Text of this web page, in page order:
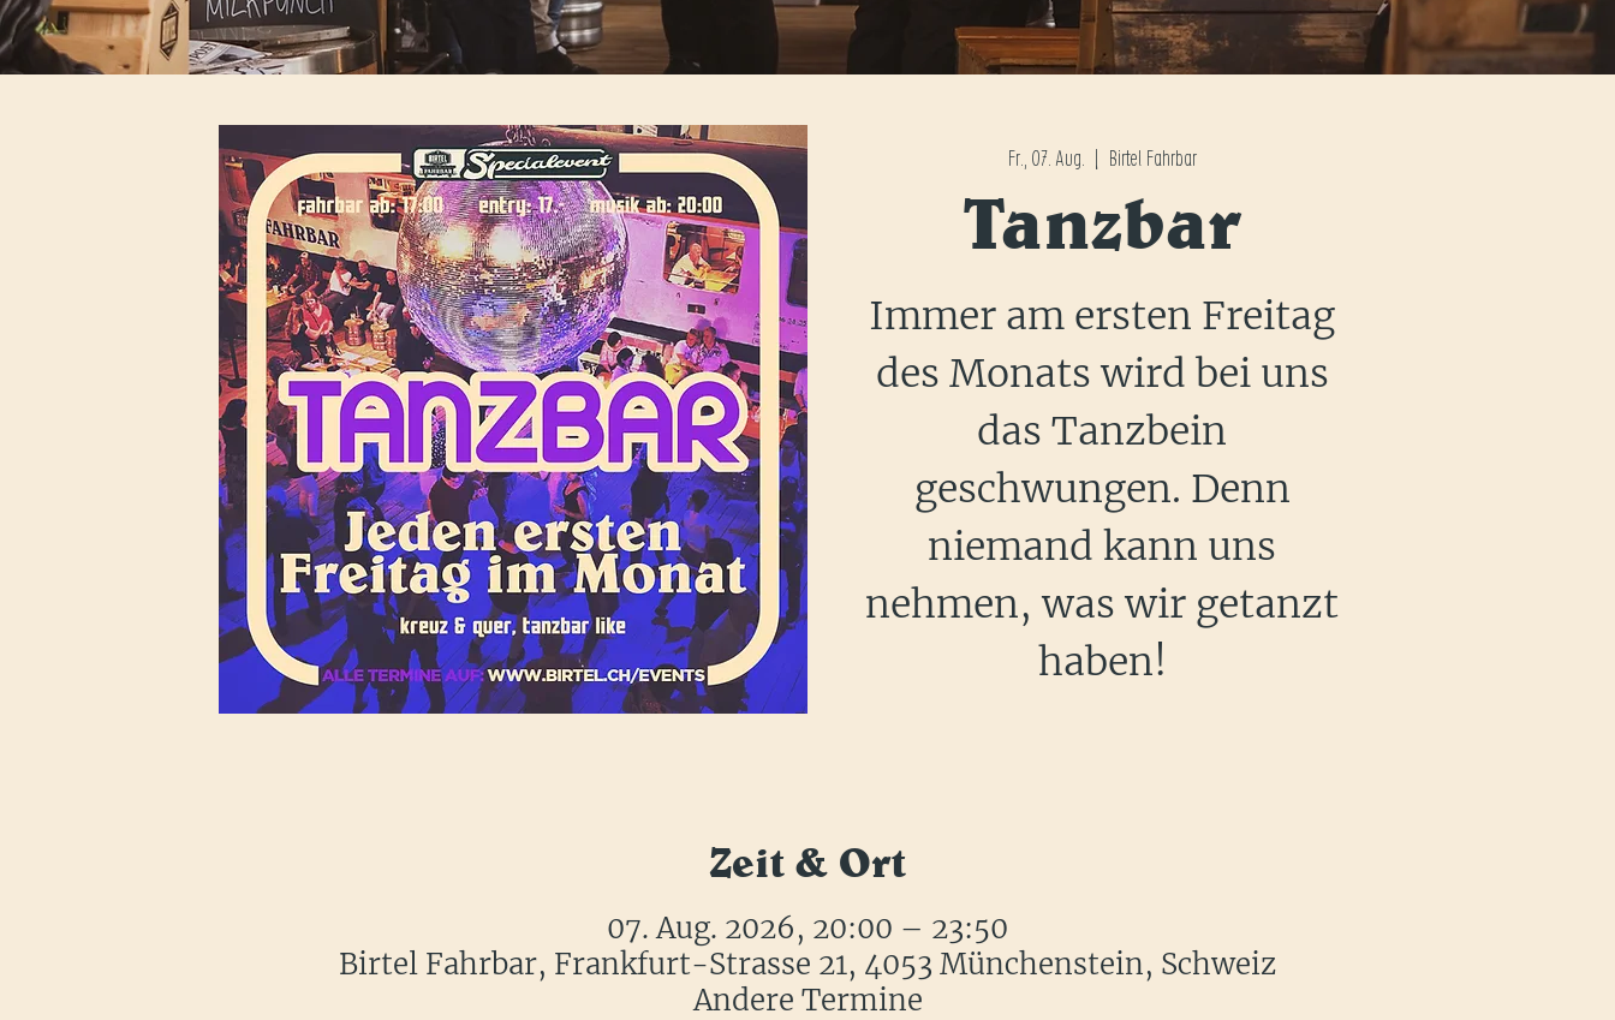
Fr., 07. Aug. Birtel Fahrbar
Tanzbar
Immer am ersten Freitag
des Monats wird bei uns
das Tanzbein
geschwungen. Denn
niemand kann uns
nehmen, was wir getanzt
haben!
Zeit & Ort
07. Aug. 2026, 20:00 – 23:50
Birtel Fahrbar, Frankfurt-Strasse 21, 4053 Münchenstein, Schweiz
Andere Termine